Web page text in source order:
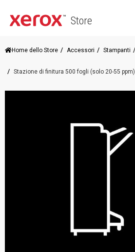
Store
Home dello Store Accessori Stampanti
Stazione di finitura 500 fogli (solo 20-55 ppm)